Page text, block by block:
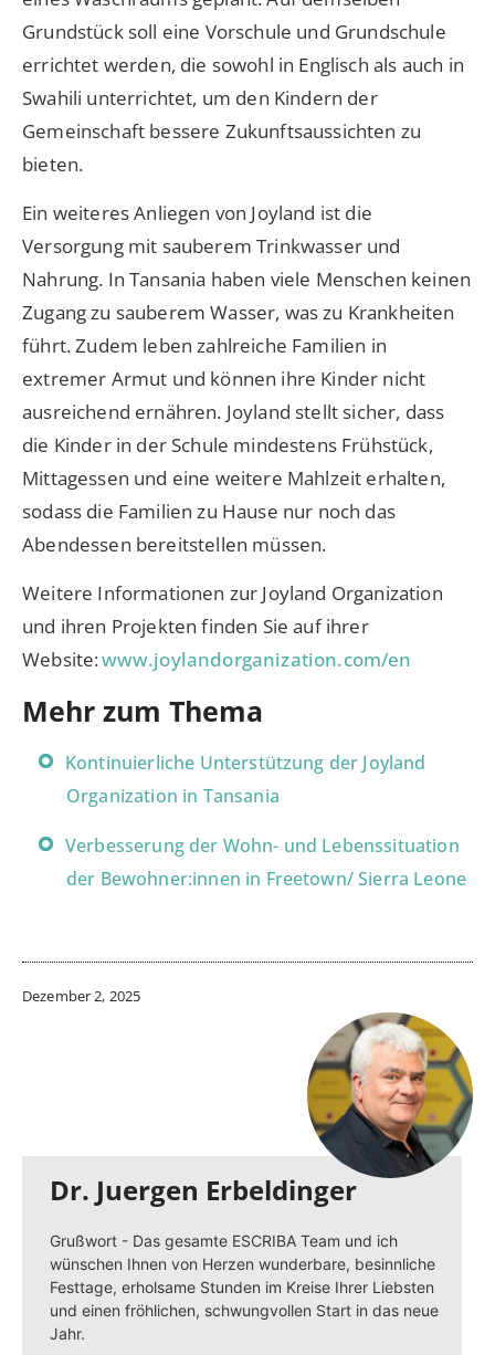
Grundstück soll eine Vorschule und Grundschule
errichtet werden, die sowohl in Englisch als auch in
Swahili unterrichtet, um den Kindern der
Gemeinschaft bessere Zukunftsaussichten zu
bieten.
Ein weiteres Anliegen von Joyland ist die
Versorgung mit sauberem Trinkwasser und
Nahrung. In Tansania haben viele Menschen keinen
Zugang zu sauberem Wasser, was zu Krankheiten
führt. Zudem leben zahlreiche Familien in
extremer Armut und können ihre Kinder nicht
ausreichend ernähren. Joyland stellt sicher, dass
die Kinder in der Schule mindestens Frühstück,
Mittagessen und eine weitere Mahlzeit erhalten,
sodass die Familien zu Hause nur noch das
Abendessen bereitstellen müssen.
Weitere Informationen zur Joyland Organization
und ihren Projekten finden Sie auf ihrer
Website:www.joylandorganization.com/en
Mehr zum Thema
Kontinuierliche Unterstützung der Joyland
Organization in Tansania
Verbesserung der Wohn- und Lebenssituation
der Bewohner:innen in Freetown/ Sierra Leone
Dezember 2, 2025
Dr. Juergen Erbeldinger
Grußwort - Das gesamte ESCRIBA Team und ich
wünschen Ihnen von Herzen wunderbare, besinnliche
Festtage, erholsame Stunden im Kreise Ihrer Liebsten
und einen fröhlichen, schwungvollen Start in das neue
Jahr.